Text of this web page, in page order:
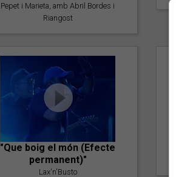
Pepet i Marieta, amb Abril Bordes i
Riangost
"Que boig el món (Efecte
permanent)"
Lax'n'Busto